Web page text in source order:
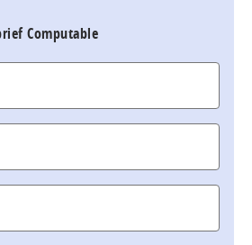
Computable